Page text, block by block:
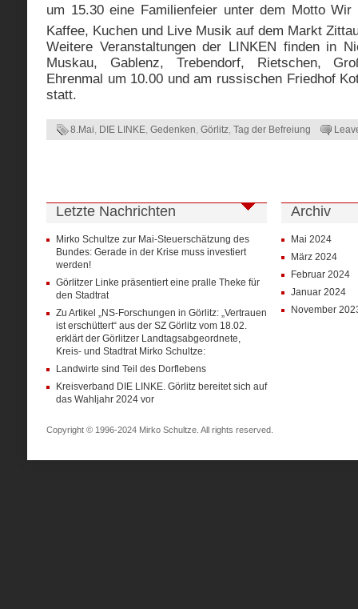
um 15.30 eine Familienfeier unter dem Motto Wir
Kaffee, Kuchen und Live Musik auf dem Markt
Weitere Veranstaltungen der LINKEN finden in
Muskau, Gablenz, Trebendorf, Rietschen,
Ehrenmal um 10.00 und am russischen Friedhof
statt.
8.Mai, DIE LINKE, Gedenken, Görlitz, Tag der Befreiung
Letzte Nachrichten
Mirko Schultze zur Mai-Steuerschätzung des
Bundes: Gerade in der Krise muss investiert
werden!
Görlitzer Linke präsentiert eine pralle Theke für
den Stadtrat
Zu Artikel „NS-Forschungen in Görlitz: „Vertrauen
ist erschüttert“ aus der SZ Görlitz vom 18.02.
erklärt der Görlitzer Landtagsabgeordnete,
Kreis- und Stadtrat Mirko Schultze:
Landwirte sind Teil des Dorflebens
Kreisverband DIE LINKE. Görlitz bereitet sich auf
das Wahljahr 2024 vor
Archiv
Mai 2024
März 2024
Februar 2024
Januar 2024
November
Copyright © 1996-2024 Mirko Schultze. All rights reserved.